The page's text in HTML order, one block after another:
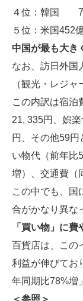
４位：韓国
５位：米国452
中国が最も大き
なお、訪日外国
（観光・レジ
この内訳は宿泊
21, 335円、娯
円、その他59
い物代（前年比
増）、交通費（
この中でも、国
合がかなり異な
「買い物」に
百貨店は、この
利益が伸びてお
年同期比78%増
＜参照＞